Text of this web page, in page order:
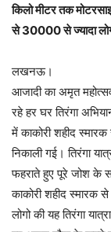
किलो मीटर तक
से 30000 से ज्यादा
लखनऊ।
आजादी का अमृत
रहे हर घर तिरंगा
में काकोरी शहीद
निकाली गई। तिरंगा
फहराते हुए पूरे जोश के
काकोरी शहीद स्मारक
लोगो की यह तिरंगा